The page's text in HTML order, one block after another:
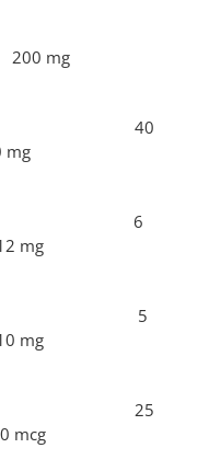
mg
40
mg
6
mg
5
mg
25
mcg